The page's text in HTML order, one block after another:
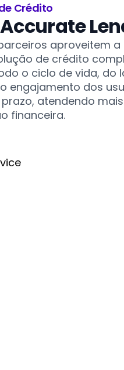
Crédito
aproveitem
de crédito
o ciclo de vida, do
engajamento dos
atendendo
financeira.